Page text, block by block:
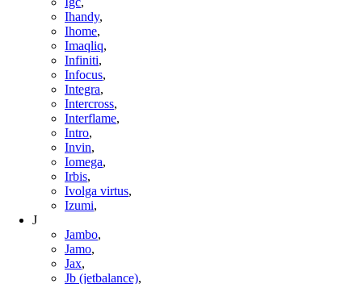
Ihandy,
Ihome,
Imaqliq,
Infiniti,
Infocus,
Integra,
Intercross,
Interflame,
Intro,
Invin,
Iomega,
Irbis,
Ivolga virtus,
Izumi,
J
Jambo,
Jamo,
Jax,
Jb (jetbalance),